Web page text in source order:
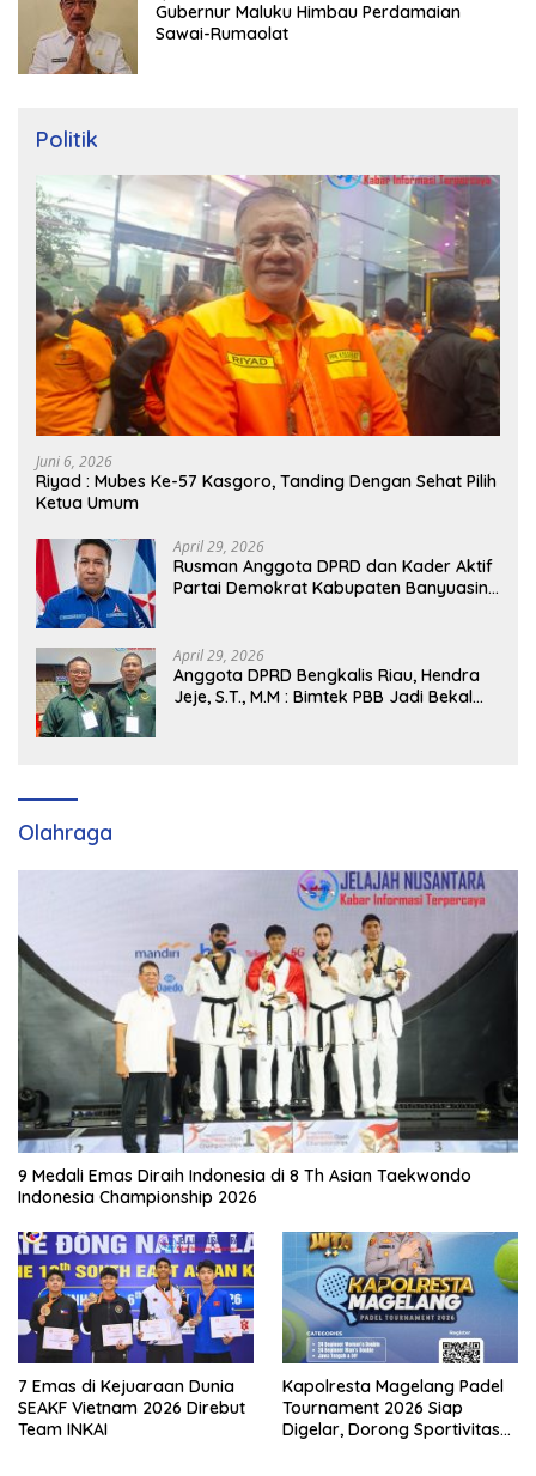
Gubernur Maluku Himbau Perdamaian
Sawai-Rumaolat
Politik
Juni 6, 2026
Riyad : Mubes Ke-57 Kasgoro, Tanding Dengan Sehat Pilih
Ketua Umum
April 29, 2026
Rusman Anggota DPRD dan Kader Aktif
Partai Demokrat Kabupaten Banyuasin
April 29, 2026
Anggota DPRD Bengkalis Riau, Hendra
Jeje, S.T., M.M : Bimtek PBB Jadi Bekal
Olahraga
9 Medali Emas Diraih Indonesia di 8 Th Asian Taekwondo
Indonesia Championship 2026
7 Emas di Kejuaraan Dunia
SEAKF Vietnam 2026 Direbut
Team INKAI
Kapolresta Magelang Padel
Tournament 2026 Siap
Digelar, Dorong Sportivitas